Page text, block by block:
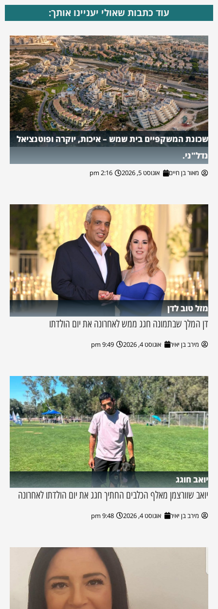
עוד כתבות שאולי יעניינו אותך:
שכונת המשקפיים בית שמש – איכות, יוקרה ופוטנציאל
נדל"ני.
מאור בן חיים אוגוסט 5, 2026 2:16 pm
מזל טוב לדן
דן המלך שבתמונה חגג ממש לאחרונה את יום הולדתו
מירב בן יאיר אוגוסט 4, 2026 9:49 pm
יואב חוגג
יואב שוורצמן מאלף הכלבים החתיך חגג את יום הולדתו לאחרונה
מירב בן יאיר אוגוסט 4, 2026 9:48 pm